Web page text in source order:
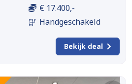
€ 17.400,-
Handgeschakeld
Bekijk deal